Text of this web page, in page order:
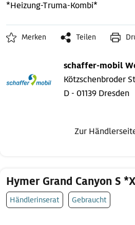
*Heizung-Truma-Kombi*
Merken Teilen
schaffer-mobil
Kötzschenbroder
D - 01139 Dresden
Zur
Hymer Grand Canyon S
Händlerinserat Gebraucht